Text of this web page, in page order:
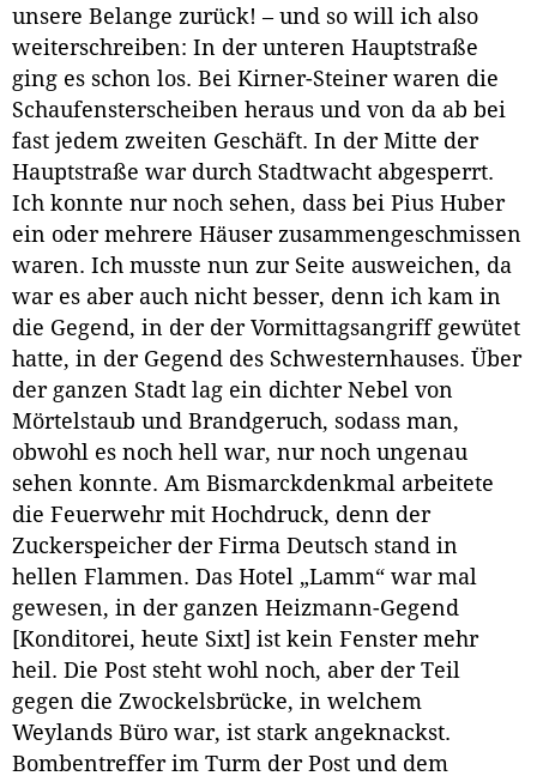
unsere Belange zurück! – und so will ich also
weiterschreiben: In der unteren Hauptstraße
ging es schon los. Bei Kirner-Steiner waren die
Schaufensterscheiben heraus und von da ab bei
fast jedem zweiten Geschäft. In der Mitte der
Hauptstraße war durch Stadtwacht abgesperrt.
Ich konnte nur noch sehen, dass bei Pius Huber
ein oder mehrere Häuser zusammengeschmissen
waren. Ich musste nun zur Seite ausweichen, da
war es aber auch nicht besser, denn ich kam in
die Gegend, in der der Vormittagsangriff gewütet
hatte, in der Gegend des Schwesternhauses. Über
der ganzen Stadt lag ein dichter Nebel von
Mörtelstaub und Brandgeruch, sodass man,
obwohl es noch hell war, nur noch ungenau
sehen konnte. Am Bismarckdenkmal arbeitete
die Feuerwehr mit Hochdruck, denn der
Zuckerspeicher der Firma Deutsch stand in
hellen Flammen. Das Hotel „Lamm“ war mal
gewesen, in der ganzen Heizmann-Gegend
[Konditorei, heute Sixt] ist kein Fenster mehr
heil. Die Post steht wohl noch, aber der Teil
gegen die Zwockelsbrücke, in welchem
Weylands Büro war, ist stark angeknackst.
Bombentreffer im Turm der Post und dem